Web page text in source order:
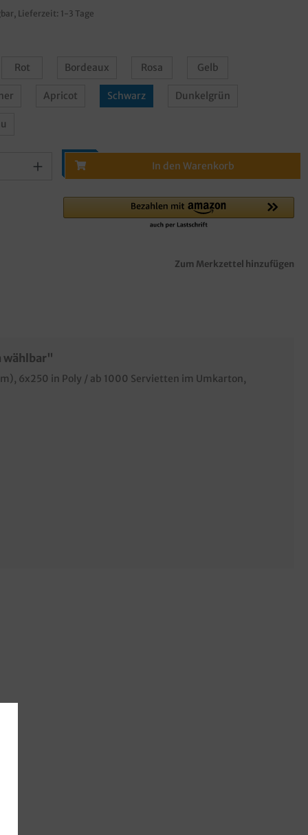
Lieferzeit: 1-3 Tage
Rot Bordeaux Rosa Gelb
Apricot Schwarz Dunkelgrün
In den Warenkorb
Zum Merkzettel hinzufügen
wählbar"
6x250 in Poly / ab 1000 Servietten im Umkarton,